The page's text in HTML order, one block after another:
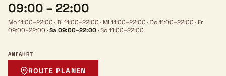
09:00 – 22:00
Mo 11:00–22:00 ·Di 11:00–22:00 · Mi 11:00–22:00 ·Do 11:00–22:00 · Fr
09:00–22:00 ·Sa 09:00–22:00·So 11:00–22:00
ANFAHRT
ROUTE PLANEN